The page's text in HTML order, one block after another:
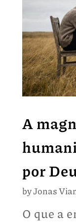
A
por
byJonas
O que a